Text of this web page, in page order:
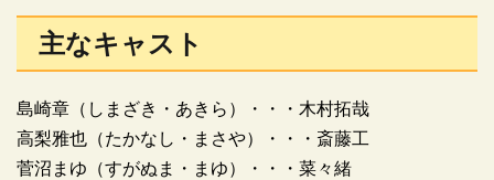
主なキャスト
島崎章（しまざき・あきら）・・・木村拓哉
高梨雅也（たかなし・まさや）・・・斎藤工
菅沼まゆ（すがぬま・まゆ）・・・菜々緒